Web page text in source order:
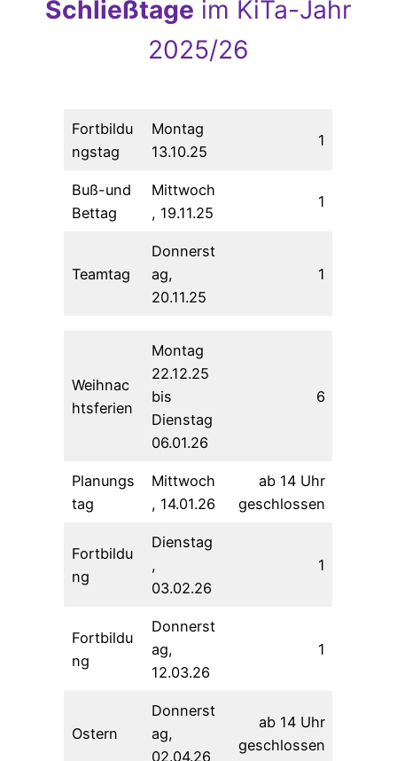
Schließtage im KiTa-Jahr
2025/26
Fortbildu
ngstag
Montag
13.10.25
1
Buß-und
Bettag
Mittwoch
, 19.11.25
1
Teamtag
Donnerst
ag,
20.11.25
1
Weihnac
htsferien
Montag
22.12.25
bis
Dienstag
06.01.26
6
Planungs
tag
Mittwoch
, 14.01.26
ab 14 Uhr
geschlossen
Fortbildu
ng
Dienstag
,
03.02.26
1
Fortbildu
ng
Donnerst
ag,
12.03.26
1
Ostern
Donnerst
ag,
02.04.26
ab 14 Uhr
geschlossen